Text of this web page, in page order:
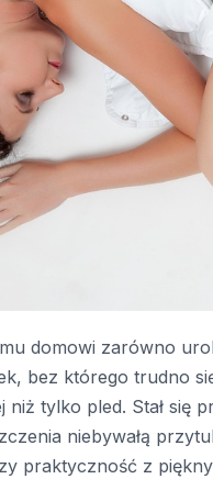
domowi zarówno
bez którego trudno
niż tylko pled. Stał
niebywałą
praktyczność z